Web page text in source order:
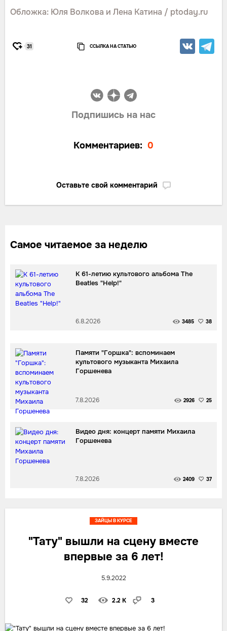
Обложка: Юля Волкова и Лена Катина / ptoday.ru
31 ССЫЛКА НА СТАТЬЮ
Подпишись на нас
Комментариев: 0
Оставьте свой комментарий
Самое читаемое за неделю
К 61-летию культового альбома The
Beatles "Help!"
6.8.2026 3485 38
Памяти "Горшка": вспоминаем
культового музыканта Михаила
Горшенева
7.8.2026 2926 25
Видео дня: концерт памяти Михаила
Горшенева
7.8.2026 2409 37
"Тату" вышли на сцену вместе
впервые за 6 лет!
5.9.2022
32 2.2 K 3
ЗАЙЦЫ В КУРСЕ